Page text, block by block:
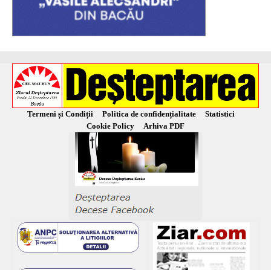
Termeni și Condiții Politica de confidențialitate
Statistici
Cookie Policy
Arhiva PDF